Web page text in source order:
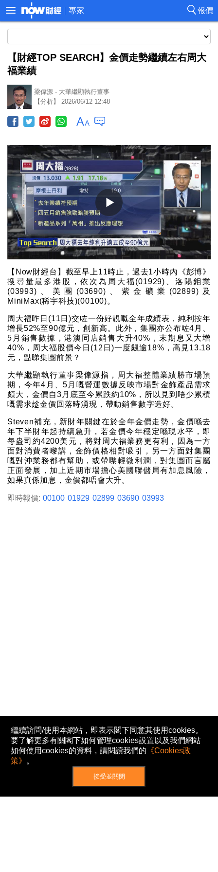
報價
專家
【財經TOP SEARCH】金價走勢繼續左右周大
福業績
梁偉源 - 大華繼顯執行董事
【分析】 2026/06/12 12:48
【Now財經台】截至早上11時止，過去1小時內《彭博》
搜尋量最多港股，依次為周大福(01929)、洛陽鉬業
(03993)、美團(03690)、紫金礦業(02899)及
MiniMax(稀宇科技)(00100)。
周大福昨日(11日)交咗一份好靚嘅全年成績表，純利按年
增長52%至90億元，創新高。此外，集團亦公布咗4月、
5月銷售數據，港澳同店銷售大升40%，末期息又大增
40%，周大福股價今日(12日)一度飆逾18%，高見13.18
元，點睇集團前景？
大華繼顯執行董事梁偉源指，周大福整體業績勝市場預
期，今年4月、5月嘅營運數據反映市場對金飾產品需求
頗大，金價自3月底至今累跌約10%，所以見到唔少累積
嘅需求趁金價回落時湧現，帶動銷售數字造好。
Steven補充，新財年關鍵在於全年金價走勢，金價喺去
年下半財年起持續急升，若金價今年穩定喺現水平，即
每盎司約4200美元，將對周大福業務更有利，因為一方
面對消費者嚟講，金飾價格相對吸引，另一方面對集團
嘅對沖業務都有幫助，或帶嚟輕微利潤，對集團而言屬
正面發展，加上近期市場擔心美國聯儲局有加息風險，
如果真係加息，金價都唔會大升。
即時報價: 00100 01929 02899 03690 03993
繼續訪問/使用本網站，即表示閣下同意其使用cookies。
要了解更多有關閣下如何管理cookies設置以及我們網站
如何使用cookies的資料，請閱讀我們的 《Cookies政
策》 。
接受並關閉